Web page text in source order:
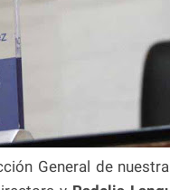
General de